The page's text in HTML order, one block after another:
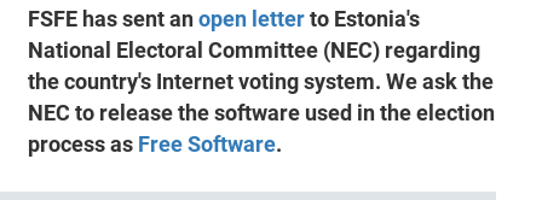
FSFE has sent anopen letterto Estonia's
National Electoral Committee (NEC) regarding
the country's Internet voting system. We ask the
NEC to release the software used in the election
process as Free Software.